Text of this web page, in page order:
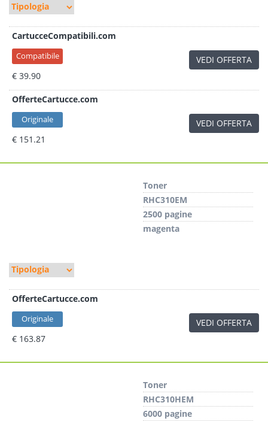
CartucceCompatibili.com
Compatibile
€ 39.90
VEDI OFFERTA
OfferteCartucce.com
Originale
€ 151.21
VEDI OFFERTA
Toner
RHC310EM
2500 pagine
magenta
OfferteCartucce.com
Originale
€ 163.87
VEDI OFFERTA
Toner
RHC310HEM
6000 pagine